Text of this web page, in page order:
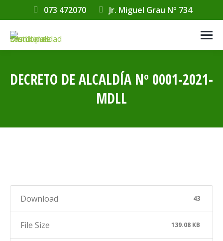
073 472070 Jr. Miguel Grau Nº 734
DECRETO DE ALCALDÍA Nº 0001-2021-
MDLL
Download 43
File Size 139.08 KB